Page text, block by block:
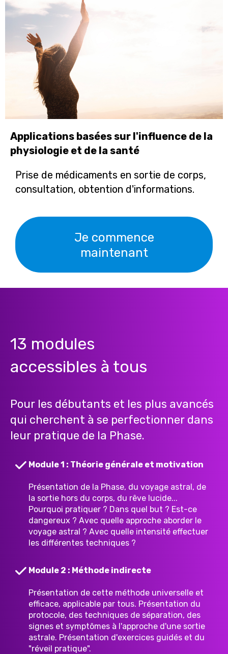
Applications basées sur l'influence de la
physiologie et de la santé
Prise de médicaments en sortie de corps,
consultation, obtention d'informations.
Je commence
maintenant
13 modules
accessibles à tous
Pour les débutants et les plus avancés
qui cherchent à se perfectionner dans
leur pratique de la Phase.
Module 1 : Théorie générale et motivation
Présentation de la Phase, du voyage astral, de
la sortie hors du corps, du rêve lucide...
Pourquoi pratiquer ? Dans quel but ? Est-ce
dangereux ? Avec quelle approche aborder le
voyage astral ? Avec quelle intensité effectuer
les différentes techniques ?
Module 2 : Méthode indirecte
Présentation de cette méthode universelle et
efficace, applicable par tous. Présentation du
protocole, des techniques de séparation, des
signes et symptômes à l'approche d'une sortie
astrale. Présentation d'exercices guidés et du
"réveil pratique".